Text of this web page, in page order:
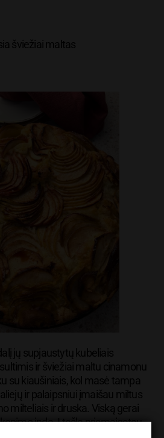
šviežiai maltas
jų supjaustytų kubeliais
ir šviežiai maltu cinamonu
su kiaušiniais, kol masė tampa
ir palaipsniui įmaišau miltus
milteliais ir druska. Viską gerai
indą. Į tešlą prismaigstau